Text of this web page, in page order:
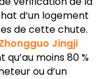
d’un logement
de cette chute.
Jingji
qu’au moins 80 %
ou d’un